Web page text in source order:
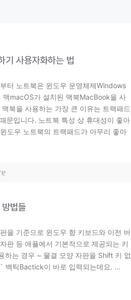
기 사용자화하는 법
터 노트북은 윈도우 운영체제Windows
맥macOS가 설치된 맥북MacBook을 사
맥북을 사용하는 가장 큰 이유는 트랙패드
문입니다. 노트북 특성 상 휴대성이 좋아
도우 노트북의 트랙패드가 아무리 좋아
법들
을 기준으로 윈도우 향 키보드와 이전 버
판 등 애플에서 기본적으로 제공되는 키
하는 경우 ~ 물결 모양 자판을 Shift 키 없
백틱Bactick이 바로 입력되는데요. ...